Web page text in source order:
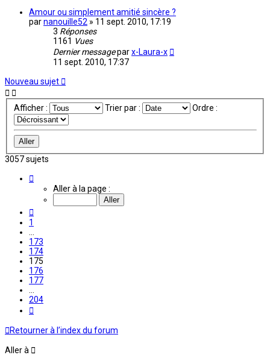
Amour ou simplement amitié sincère ?
parnanouille52 » 11 sept. 2010, 17:19
3 Réponses
1161 Vues
Dernier messageparx-Laura-x
11 sept. 2010, 17:37
Nouveau sujet
Afficher : Trier par : Ordre :
3057 sujets
175
Aller à la page :
1
173
174
175
176
177
204
Retourner à l’index du forum
Aller à